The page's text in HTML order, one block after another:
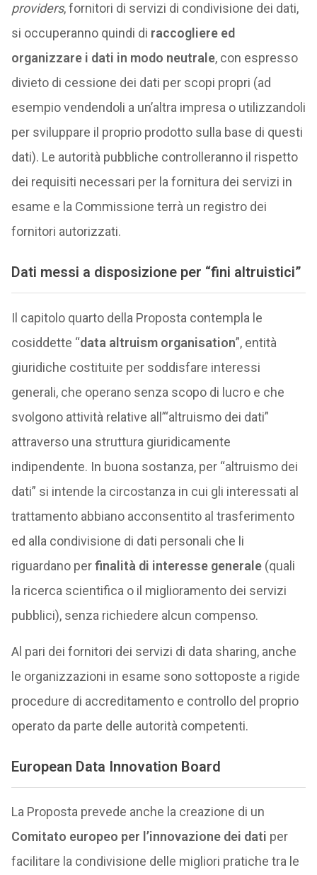
providers, fornitori di servizi di condivisione dei dati,
si occuperanno quindi di raccogliere ed
organizzare i dati in modo neutrale, con espresso
divieto di cessione dei dati per scopi propri (ad
esempio vendendoli a un’altra impresa o utilizzandoli
per sviluppare il proprio prodotto sulla base di questi
dati). Le autorità pubbliche controlleranno il rispetto
dei requisiti necessari per la fornitura dei servizi in
esame e la Commissione terrà un registro dei
fornitori autorizzati.
Dati messi a disposizione per “fini altruistici”
Il capitolo quarto della Proposta contempla le
cosiddette “data altruism organisation”, entità
giuridiche costituite per soddisfare interessi
generali, che operano senza scopo di lucro e che
svolgono attività relative all’“altruismo dei dati”
attraverso una struttura giuridicamente
indipendente. In buona sostanza, per “altruismo dei
dati” si intende la circostanza in cui gli interessati al
trattamento abbiano acconsentito al trasferimento
ed alla condivisione di dati personali che li
riguardano perfinalità di interesse generale(quali
la ricerca scientifica o il miglioramento dei servizi
pubblici), senza richiedere alcun compenso.
Al pari dei fornitori dei servizi di data sharing, anche
le organizzazioni in esame sono sottoposte a rigide
procedure di accreditamento e controllo del proprio
operato da parte delle autorità competenti.
European Data Innovation Board
La Proposta prevede anche la creazione di un
Comitato europeo per l’innovazione dei dati per
facilitare la condivisione delle migliori pratiche tra le